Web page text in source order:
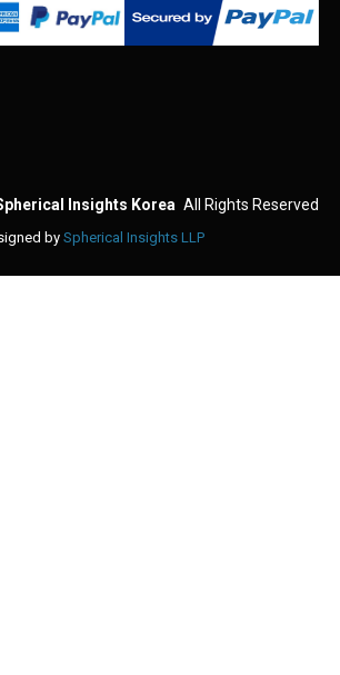
Insights Korea All Rights Reserved
by Spherical Insights LLP